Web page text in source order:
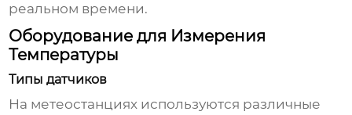
реальном времени.
Оборудование для Измерения
Температуры
Типы датчиков
На метеостанциях используются различные